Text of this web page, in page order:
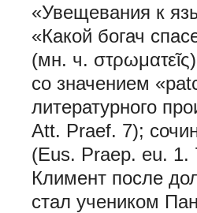
«Увещевания к
«Какой богач
(мн. ч.
со значением
литературного
Att. Praef. 7);
(Eus. Praep. eu. 1.
Климент после
стал учеником